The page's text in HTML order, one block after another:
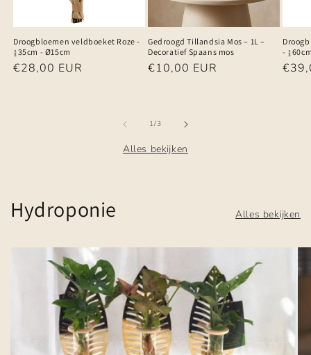
Droogbloemen veldboeket Roze -
↨35cm - Ø15cm
Normale
€28,00 EUR
Gedroogd Tillandsia Mos – 1L –
Decoratief Spaans mos
Normale
€10,00 EUR
-
1/van
3
Alles bekijken
Hydroponie Alles bekijken